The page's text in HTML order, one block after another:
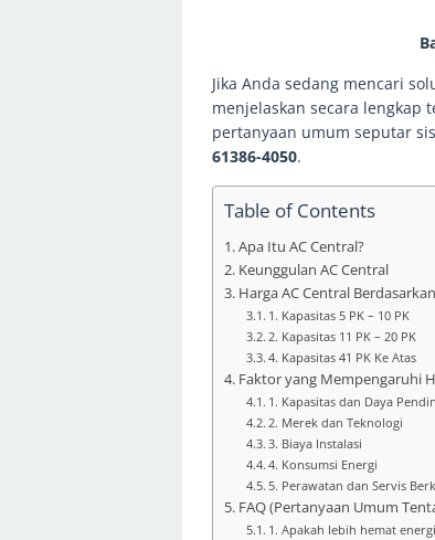
Jika Anda sedang mencari
menjelaskan secara lengkap
pertanyaan umum seputar
61386-4050.
Table of Contents
Apa Itu AC Central?
Keunggulan AC Central
Harga AC Central
1. Kapasitas 5 PK – 10 PK
2. Kapasitas 11 PK – 20 PK
4. Kapasitas 41 PK Ke Atas
Faktor yang Mempengaruhi
1. Kapasitas dan Daya
2. Merek dan Teknologi
3. Biaya Instalasi
4. Konsumsi Energi
5. Perawatan dan Servis
FAQ (Pertanyaan Umum
1. Apakah lebih hemat